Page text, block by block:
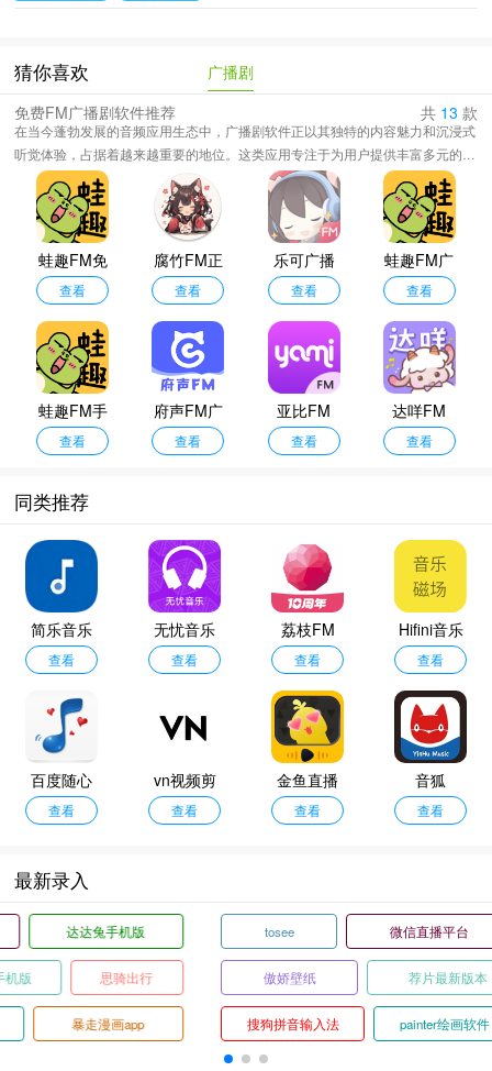
猜你喜欢
广播剧
免费FM广播剧软件推荐
共 13 款
在当今蓬勃发展的音频应用生态中，广播剧软件正以其独特的内容魅力和沉浸式
听觉体验，占据着越来越重要的地位。这类应用专注于为用户提供丰富多元的广
播剧资源，涵盖言情、历史、悬疑、科幻、都市、古风、奇幻等多种题材类型，
满足不同听众的审美与情感需求，如今的广播剧早已不止于传统电台形式，越来
越多高质量的原创广播剧以及由热门小说、漫画、影视剧IP改编而来的精品剧目
纷纷涌现。凭借专业的配音团队、精良的音效制作、细腻的情感表达和引人入胜
的剧情编排，这些作品不仅赢得了核心听众的喜爱，也吸引了大量新用户加入耳
朵追剧的行列，为帮助广大广播剧爱好者更便捷地找到优质平台。
蛙趣FM免
费版
查看
腐竹FM正
版
查看
乐可广播
剧
查看
蛙趣FM广
播剧
查看
蛙趣FM手
机版
查看
府声FM广
播剧
查看
亚比FM
查看
达咩FM
查看
同类推荐
简乐音乐
安卓版
查看
无忧音乐
网mp3
查看
荔枝FM
查看
Hifini音乐
磁场
查看
百度随心
听
查看
vn视频剪
辑最新版
查看
金鱼直播
平台
查看
音狐
查看
最新录入
句易网免费版 多点购物 达达兔手机版
QQ输入法手机版 新视觉影视手机版 思骑出行
愉客行 云上书阁纯净版 暴走漫画app